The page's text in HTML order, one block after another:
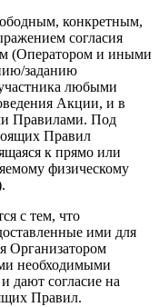
конкретным,
согласия
(Оператором и иными
заданию
любыми
Акции, и в
Правилами. Под
Правил
к прямо или
физическому
с тем, что
ими для
Организатором
необходимыми
дают согласие на
Правил.